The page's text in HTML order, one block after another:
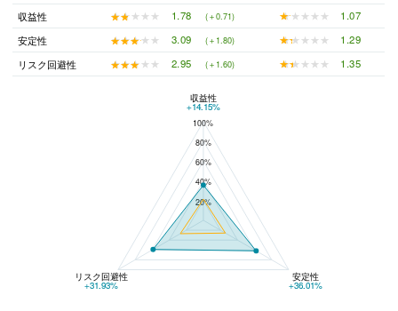
収益性
★★★★★
★★★★★ 1.78 (＋0.71) ★★★★★
★★★★★
1.07
安定性
★★★★★
★★★★★ 3.09 (＋1.80) ★★★★★
★★★★★
1.29
リスク回避性
★★★★★
★★★★★ 2.95 (＋1.60) ★★★★★
★★★★★ 1.35
100%
80%
60%
40%
20%
収益性
+14.15%
リスク回避性
+31.93%
安定性
+36.01%